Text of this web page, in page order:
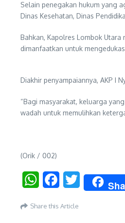
Selain penegakan hukum yang
Dinas Kesehatan, Dinas
Bahkan, Kapolres Lombok
dimanfaatkan untuk
Diakhir penyampaiannya, AKP I
“Bagi masyarakat, keluarga
wadah untuk memulihkan
(Orik / 002)
WhatsAppFacebookTwitter
Share this Article